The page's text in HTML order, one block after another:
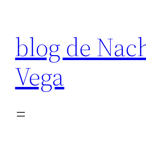
contenido
blog de
Vega